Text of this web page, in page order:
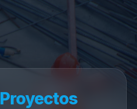
Proyectos